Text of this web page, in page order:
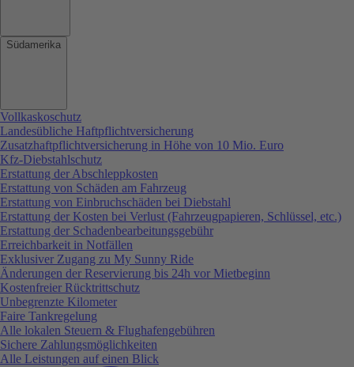
Südamerika
Vollkaskoschutz
Landesübliche Haftpflichtversicherung
Zusatzhaftpflichtversicherung in Höhe von 10 Mio. Euro
Kfz-Diebstahlschutz
Erstattung der Abschleppkosten
Erstattung von Schäden am Fahrzeug
Erstattung von Einbruchschäden bei Diebstahl
Erstattung der Kosten bei Verlust (Fahrzeugpapieren, Schlüssel, etc.)
Erstattung der Schadenbearbeitungsgebühr
Erreichbarkeit in Notfällen
Exklusiver Zugang zu My Sunny Ride
Änderungen der Reservierung bis 24h vor Mietbeginn
Kostenfreier Rücktrittschutz
Unbegrenzte Kilometer
Faire Tankregelung
Alle lokalen Steuern & Flughafengebühren
Sichere Zahlungsmöglichkeiten
Alle Leistungen auf einen Blick